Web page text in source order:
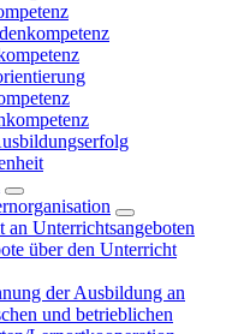
an Unterrichtsangeboten
über den Unterricht
der Ausbildung an
und betrieblichen